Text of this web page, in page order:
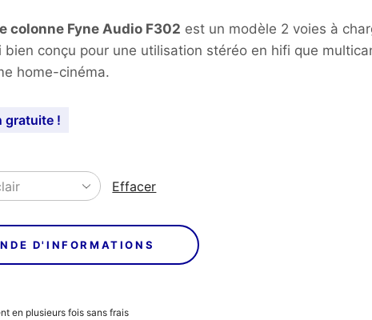
colonne Fyne Audio F302 est un modèle 2 voies à
bien conçu pour une utilisation stéréo en hifi que
home-cinéma.
gratuite !
Effacer
D'INFORMATIONS
en plusieurs fois sans frais